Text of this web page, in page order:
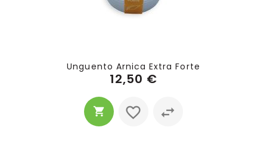
Unguento Arnica Extra Forte
12,50 €